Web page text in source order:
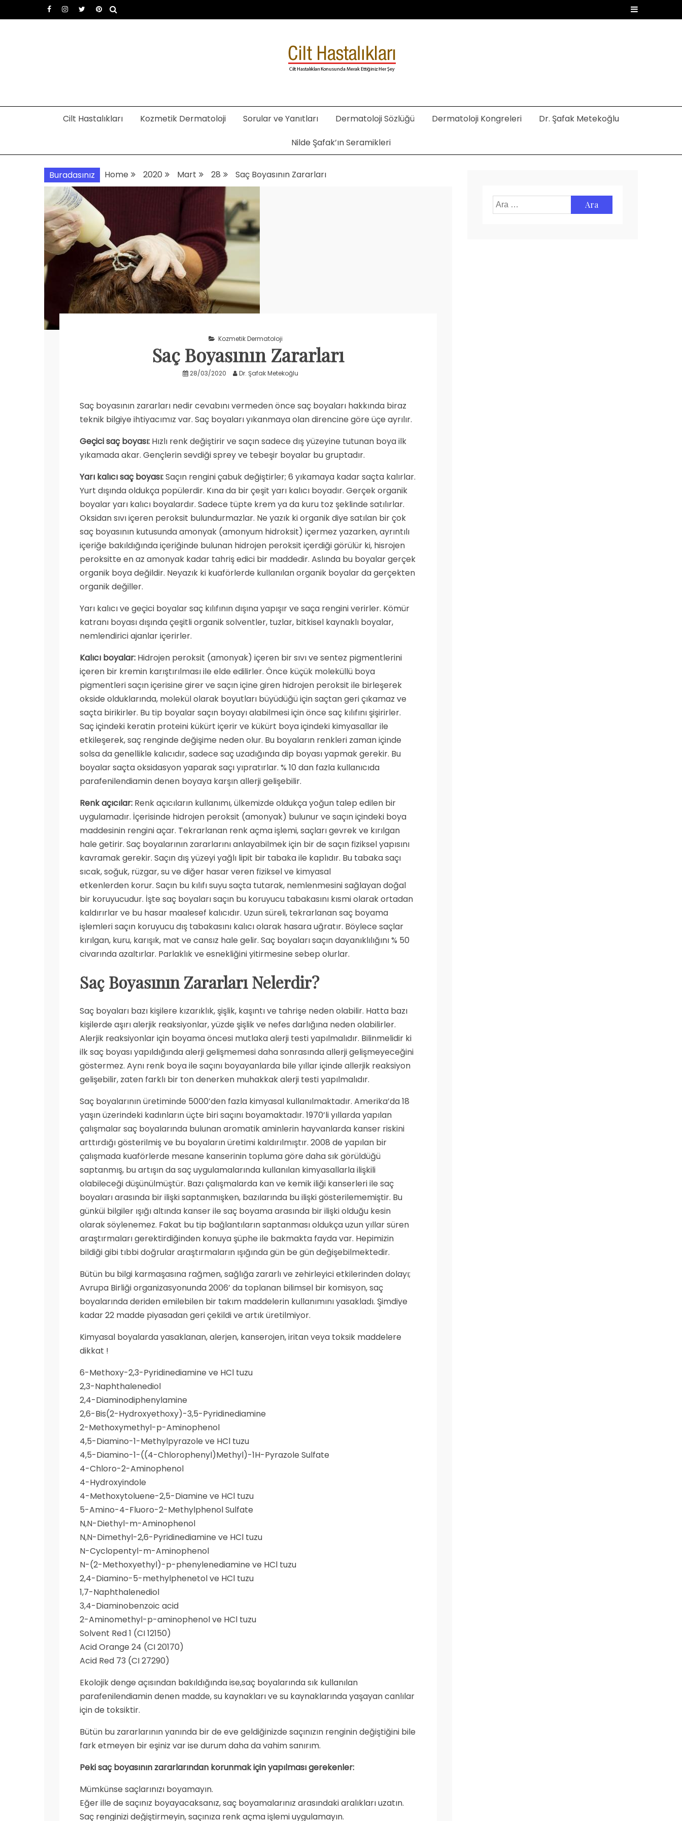
to
Dermatoloji uzmanı Dr. Şafak Metekoğlu Akalın
Cilt Hastalıkları Kozmetik Dermatoloji Sorular ve Yanıtları Dermatoloji Sözlüğü Dermatoloji Kongreleri Dr. Şafak Metekoğlu
Nilde Şafak’ın Seramikleri
Buradasınız Home 2020 Mart 28 Saç Boyasının Zararları
Kozmetik Dermatoloji
Saç Boyasının Zararları
28/03/2020 Dr. Şafak Metekoğlu
Saç boyasının zararları nedir cevabını vermeden önce saç boyaları hakkında biraz
teknik bilgiye ihtiyacımız var. Saç boyaları yıkanmaya olan direncine göre üçe ayrılır.
Geçici saç boyası: Hızlı renk değiştirir ve saçın sadece dış yüzeyine tutunan boya ilk
yıkamada akar. Gençlerin sevdiği sprey ve tebeşir boyalar bu gruptadır.
Yarı kalıcı saç boyası:Saçın rengini çabuk değiştirler; 6 yıkamaya kadar saçta kalırlar.
Yurt dışında oldukça popülerdir. Kına da bir çeşit yarı kalıcı boyadır. Gerçek organik
boyalar yarı kalıcı boyalardır. Sadece tüpte krem ya da kuru toz şeklinde satılırlar.
Oksidan sıvı içeren peroksit bulundurmazlar. Ne yazık ki organik diye satılan bir çok
saç boyasının kutusunda amonyak (amonyum hidroksit) içermez yazarken, ayrıntılı
içeriğe bakıldığında içeriğinde bulunan hidrojen peroksit içerdiği görülür ki, hisrojen
peroksitte en az amonyak kadar tahriş edici bir maddedir. Aslında bu boyalar gerçek
organik boya değildir. Neyazık ki kuaförlerde kullanılan organik boyalar da gerçekten
organik değiller.
Yarı kalıcı ve geçici boyalar saç kılıfının dışına yapışır ve saça rengini verirler. Kömür
katranı boyası dışında çeşitli organik solventler, tuzlar, bitkisel kaynaklı boyalar,
nemlendirici ajanlar içerirler.
Kalıcı boyalar: Hidrojen peroksit (amonyak) içeren bir sıvı ve sentez pigmentlerini
içeren bir kremin karıştırılması ile elde edilirler. Önce küçük moleküllü boya
pigmentleri saçın içerisine girer ve saçın içine giren hidrojen peroksit ile birleşerek
okside olduklarında, molekül olarak boyutları büyüdüğü için saçtan geri çıkamaz ve
saçta birikirler. Bu tip boyalar saçın boyayı alabilmesi için önce saç kılıfını şişirirler.
Saç içindeki keratin proteini kükürt içerir ve kükürt boya içindeki kimyasallar ile
etkileşerek, saç renginde değişime neden olur. Bu boyaların renkleri zaman içinde
solsa da genellikle kalıcıdır, sadece saç uzadığında dip boyası yapmak gerekir. Bu
boyalar saçta oksidasyon yaparak saçı yıpratırlar. % 10 dan fazla kullanıcıda
parafenilendiamin denen boyaya karşın allerji gelişebilir.
Renk açıcılar: Renk açıcıların kullanımı, ülkemizde oldukça yoğun talep edilen bir
uygulamadır. İçerisinde hidrojen peroksit (amonyak) bulunur ve saçın içindeki boya
maddesinin rengini açar. Tekrarlanan renk açma işlemi, saçları gevrek ve kırılgan
hale getirir. Saç boyalarının zararlarını anlayabilmek için bir de saçın fiziksel yapısını
kavramak gerekir. Saçın dış yüzeyi yağlı lipit bir tabaka ile kaplıdır. Bu tabaka saçı
sıcak, soğuk, rüzgar, su ve diğer hasar veren fiziksel ve kimyasal
etkenlerden korur. Saçın bu kılıfı suyu saçta tutarak, nemlenmesini sağlayan doğal
bir koruyucudur. İşte saç boyaları saçın bu koruyucu tabakasını kısmi olarak ortadan
kaldırırlar ve bu hasar maalesef kalıcıdır. Uzun süreli, tekrarlanan saç boyama
işlemleri saçın koruyucu dış tabakasını kalıcı olarak hasara uğratır. Böylece saçlar
kırılgan, kuru, karışık, mat ve cansız hale gelir. Saç boyaları saçın dayanıklılığını % 50
civarında azaltırlar. Parlaklık ve esnekliğini yitirmesine sebep olurlar.
Saç Boyasının Zararları Nelerdir?
Saç boyaları bazı kişilere kızarıklık, şişlik, kaşıntı ve tahrişe neden olabilir. Hatta bazı
kişilerde aşırı alerjik reaksiyonlar, yüzde şişlik ve nefes darlığına neden olabilirler.
Alerjik reaksiyonlar için boyama öncesi mutlaka alerji testi yapılmalıdır. Bilinmelidir ki
ilk saç boyası yapıldığında alerji gelişmemesi daha sonrasında allerji gelişmeyeceğini
göstermez. Aynı renk boya ile saçını boyayanlarda bile yıllar içinde allerjik reaksiyon
gelişebilir, zaten farklı bir ton denerken muhakkak alerji testi yapılmalıdır.
Saç boyalarının üretiminde 5000’den fazla kimyasal kullanılmaktadır. Amerika’da 18
yaşın üzerindeki kadınların üçte biri saçını boyamaktadır. 1970’li yıllarda yapılan
çalışmalar saç boyalarında bulunan aromatik aminlerin hayvanlarda kanser riskini
arttırdığı gösterilmiş ve bu boyaların üretimi kaldırılmıştır. 2008 de yapılan bir
çalışmada kuaförlerde mesane kanserinin topluma göre daha sık görüldüğü
saptanmış, bu artışın da saç uygulamalarında kullanılan kimyasallarla ilişkili
olabileceği düşünülmüştür. Bazı çalışmalarda kan ve kemik iliği kanserleri ile saç
boyaları arasında bir ilişki saptanmışken, bazılarında bu ilişki gösterilememiştir. Bu
günküi bilgiler ışığı altında kanser ile saç boyama arasında bir ilişki olduğu kesin
olarak söylenemez. Fakat bu tip bağlantıların saptanması oldukça uzun yıllar süren
araştırmaları gerektirdiğinden konuya şüphe ile bakmakta fayda var. Hepimizin
bildiği gibi tıbbi doğrular araştırmaların ışığında gün be gün değişebilmektedir.
Bütün bu bilgi karmaşasına rağmen, sağlığa zararlı ve zehirleyici etkilerinden dolayı;
Avrupa Birliği organizasyonunda 2006’ da toplanan bilimsel bir komisyon, saç
boyalarında deriden emilebilen bir takım maddelerin kullanımını yasakladı. Şimdiye
kadar 22 madde piyasadan geri çekildi ve artık üretilmiyor.
Kimyasal boyalarda yasaklanan, alerjen, kanserojen, iritan veya toksik maddelere
dikkat !
6-Methoxy-2,3-Pyridinediamine ve HCl tuzu
2,3-Naphthalenediol
2,4-Diaminodiphenylamine
2,6-Bis(2-Hydroxyethoxy)-3,5-Pyridinediamine
2-Methoxymethyl-p-Aminophenol
4,5-Diamino-1-Methylpyrazole ve HCl tuzu
4,5-Diamino-1-((4-Chlorophenyl)Methyl)-1H-Pyrazole Sulfate
4-Chloro-2-Aminophenol
4-Hydroxyindole
4-Methoxytoluene-2,5-Diamine ve HCl tuzu
5-Amino-4-Fluoro-2-Methylphenol Sulfate
N,N-Diethyl-m-Aminophenol
N,N-Dimethyl-2,6-Pyridinediamine ve HCl tuzu
N-Cyclopentyl-m-Aminophenol
N-(2-Methoxyethyl)-p-phenylenediamine ve HCl tuzu
2,4-Diamino-5-methylphenetol ve HCl tuzu
1,7-Naphthalenediol
3,4-Diaminobenzoic acid
2-Aminomethyl-p-aminophenol ve HCl tuzu
Solvent Red 1 (CI 12150)
Acid Orange 24 (CI 20170)
Acid Red 73 (CI 27290)
Ekolojik denge açısından bakıldığında ise,saç boyalarında sık kullanılan
parafenilendiamin denen madde, su kaynakları ve su kaynaklarında yaşayan canlılar
için de toksiktir.
Bütün bu zararlarının yanında bir de eve geldiğinizde saçınızın renginin değiştiğini bile
fark etmeyen bir eşiniz var ise durum daha da vahim sanırım.
Peki saç boyasının zararlarından korunmak için yapılması gerekenler:
Mümkünse saçlarınızı boyamayın.
Eğer ille de saçınız boyayacaksanız, saç boyamalarınız arasındaki aralıkları uzatın.
Saç renginizi değiştirmeyin, saçınıza renk açma işlemi uygulamayın.
Arama: